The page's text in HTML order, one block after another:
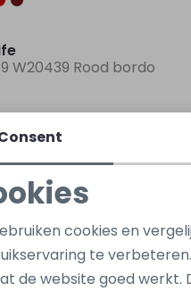
W20439 Rood bordo
Z10423 Zwart
Sale
cookies
cookies
cookies en
te
de website goed werkt.